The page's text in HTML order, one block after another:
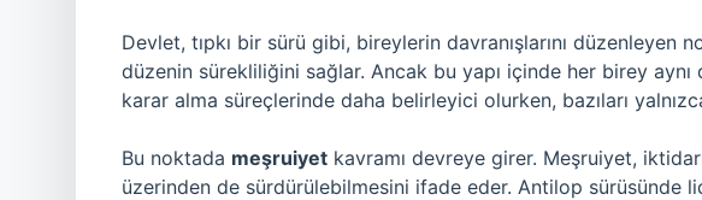
Devlet, tıpkı bir sürü gibi, bireylerin davranışlarını düzenleyen
düzenin sürekliliğini sağlar. Ancak bu yapı içinde her birey
karar alma süreçlerinde daha belirleyici olurken, bazıları
Bu noktada meşruiyet kavramı devreye girer. Meşruiyet,
üzerinden de sürdürülebilmesini ifade eder. Antilop sürüsünde